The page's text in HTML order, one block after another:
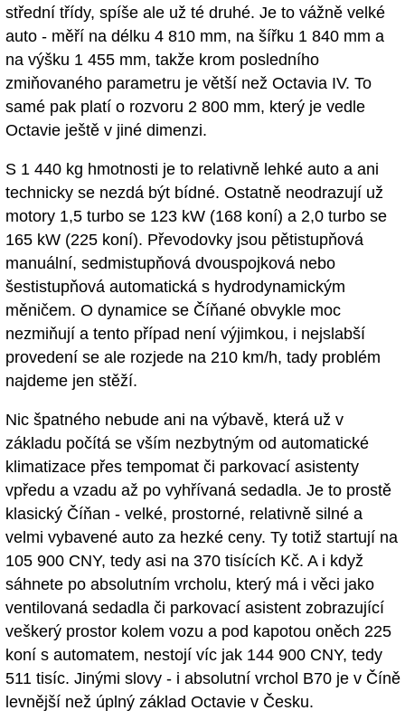
střední třídy, spíše ale už té druhé. Je to vážně velké
auto - měří na délku 4 810 mm, na šířku 1 840 mm a
na výšku 1 455 mm, takže krom posledního
zmiňovaného parametru je větší než Octavia IV. To
samé pak platí o rozvoru 2 800 mm, který je vedle
Octavie ještě v jiné dimenzi.
S 1 440 kg hmotnosti je to relativně lehké auto a ani
technicky se nezdá být bídné. Ostatně neodrazují už
motory 1,5 turbo se 123 kW (168 koní) a 2,0 turbo se
165 kW (225 koní). Převodovky jsou pětistupňová
manuální, sedmistupňová dvouspojková nebo
šestistupňová automatická s hydrodynamickým
měničem. O dynamice se Číňané obvykle moc
nezmiňují a tento případ není výjimkou, i nejslabší
provedení se ale rozjede na 210 km/h, tady problém
najdeme jen stěží.
Nic špatného nebude ani na výbavě, která už v
základu počítá se vším nezbytným od automatické
klimatizace přes tempomat či parkovací asistenty
vpředu a vzadu až po vyhřívaná sedadla. Je to prostě
klasický Číňan - velké, prostorné, relativně silné a
velmi vybavené auto za hezké ceny. Ty totiž startují na
105 900 CNY, tedy asi na 370 tisících Kč. A i když
sáhnete po absolutním vrcholu, který má i věci jako
ventilovaná sedadla či parkovací asistent zobrazující
veškerý prostor kolem vozu a pod kapotou oněch 225
koní s automatem, nestojí víc jak 144 900 CNY, tedy
511 tisíc. Jinými slovy - i absolutní vrchol B70 je v Číně
levnější než úplný základ Octavie v Česku.